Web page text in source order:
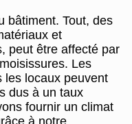
bâtiment. Tout, des
et
peut être affecté par
Les
les locaux peuvent
dus à un taux
fournir un climat